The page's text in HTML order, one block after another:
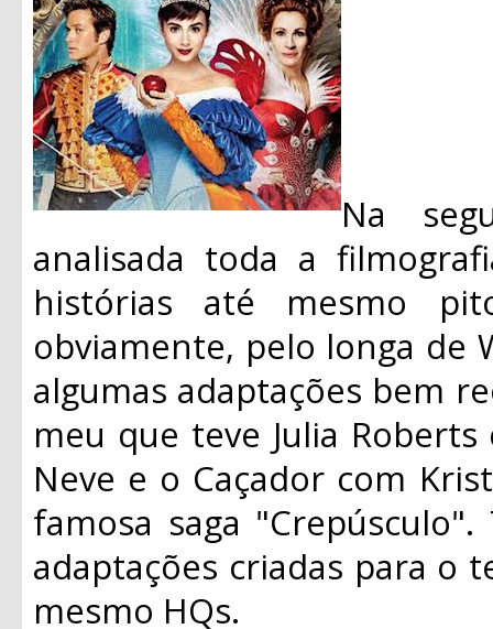
Na
analisada toda a
histórias até mesmo
obviamente, pelo longa de
algumas adaptações bem
meu que teve Julia
Neve e o Caçador com
famosa saga
adaptações criadas para o
mesmo HQs.